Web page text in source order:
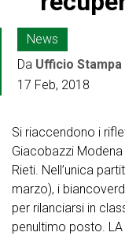
News
Da Ufficio Stampa
17 Feb, 2018
Si riaccendono i
Giacobazzi Modena
Rieti. Nell’unica
marzo), i
per rilanciarsi in
penultimo posto.